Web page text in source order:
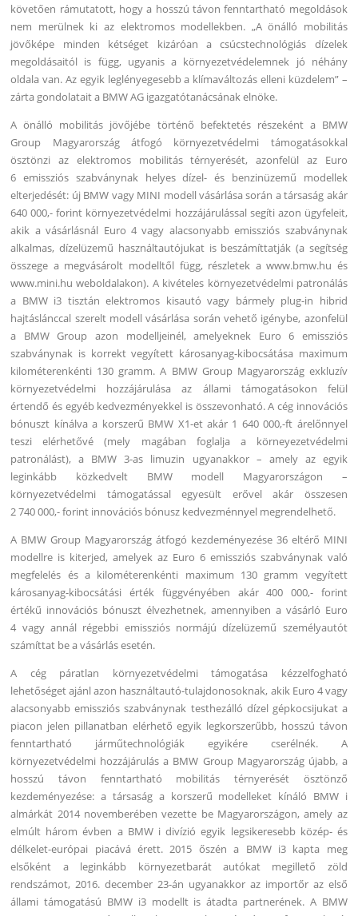
követően rámutatott, hogy a hosszú távon fenntartható megoldások
nem merülnek ki az elektromos modellekben. „A önálló mobilitás
jövőképe minden kétséget kizáróan a csúcstechnológiás dízelek
megoldásaitól is függ, ugyanis a környezetvédelemnek jó néhány
oldala van. Az egyik leglényegesebb a klímaváltozás elleni küzdelem” –
zárta gondolatait a BMW AG igazgatótanácsának elnöke.
A önálló mobilitás jövőjébe történő befektetés részeként a BMW
Group Magyarország átfogó környezetvédelmi támogatásokkal
ösztönzi az elektromos mobilitás térnyerését, azonfelül az Euro
6 emissziós szabványnak helyes dízel- és benzinüzemű modellek
elterjedését: új BMW vagy MINI modell vásárlása során a társaság akár
640 000,- forint környezetvédelmi hozzájárulással segíti azon ügyfeleit,
akik a vásárlásnál Euro 4 vagy alacsonyabb emissziós szabványnak
alkalmas, dízelüzemű használtautójukat is beszámíttatják (a segítség
összege a megvásárolt modelltől függ, részletek a www.bmw.hu és
www.mini.hu weboldalakon). A kivételes környezetvédelmi patronálás
a BMW i3 tisztán elektromos kisautó vagy bármely plug-in hibrid
hajtáslánccal szerelt modell vásárlása során vehető igénybe, azonfelül
a BMW Group azon modelljeinél, amelyeknek Euro 6 emissziós
szabványnak is korrekt vegyített károsanyag-kibocsátása maximum
kilométerenkénti 130 gramm. A BMW Group Magyarország exkluzív
környezetvédelmi hozzájárulása az állami támogatásokon felül
értendő és egyéb kedvezményekkel is összevonható. A cég innovációs
bónuszt kínálva a korszerű BMW X1-et akár 1 640 000,-ft árelőnnyel
teszi elérhetővé (mely magában foglalja a körneyezetvédelmi
patronálást), a BMW 3-as limuzin ugyanakkor – amely az egyik
leginkább közkedvelt BMW modell Magyarországon –
környezetvédelmi támogatással egyesült erővel akár összesen
2 740 000,- forint innovációs bónusz kedvezménnyel megrendelhető.
A BMW Group Magyarország átfogó kezdeményezése 36 eltérő MINI
modellre is kiterjed, amelyek az Euro 6 emissziós szabványnak való
megfelelés és a kilométerenkénti maximum 130 gramm vegyített
károsanyag-kibocsátási érték függvényében akár 400 000,- forint
értékű innovációs bónuszt élvezhetnek, amennyiben a vásárló Euro
4 vagy annál régebbi emissziós normájú dízelüzemű személyautót
számíttat be a vásárlás esetén.
A cég páratlan környezetvédelmi támogatása kézzelfogható
lehetőséget ajánl azon használtautó-tulajdonosoknak, akik Euro 4 vagy
alacsonyabb emissziós szabványnak testhezálló dízel gépkocsijukat a
piacon jelen pillanatban elérhető egyik legkorszerűbb, hosszú távon
fenntartható járműtechnológiák egyikére cserélnék. A
környezetvédelmi hozzájárulás a BMW Group Magyarország újabb, a
hosszú távon fenntartható mobilitás térnyerését ösztönző
kezdeményezése: a társaság a korszerű modelleket kínáló BMW i
almárkát 2014 novemberében vezette be Magyarországon, amely az
elmúlt három évben a BMW i divízió egyik legsikeresebb közép- és
délkelet-európai piacává érett. 2015 őszén a BMW i3 kapta meg
elsőként a leginkább környezetbarát autókat megillető zöld
rendszámot, 2016. december 23-án ugyanakkor az importőr az első
állami támogatású BMW i3 modellt is átadta partnerének. A BMW